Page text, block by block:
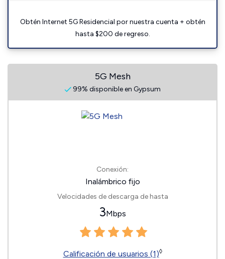
Obtén Internet 5G Residencial por nuestra cuenta + obtén
hasta $200 de regreso.
5G Mesh
99% disponible en Gypsum
Conexión:
Inalámbrico fijo
Velocidades de descarga de hasta
3Mbps
Calificación de usuarios (1)◊